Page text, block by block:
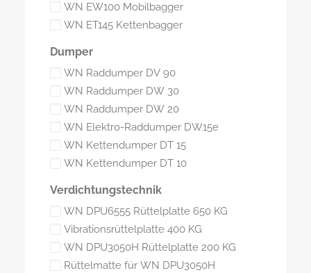
WN EW100 Mobilbagger
WN ET145 Kettenbagger
Dumper
WN Raddumper DV 90
WN Raddumper DW 30
WN Raddumper DW 20
WN Elektro-Raddumper DW15e
WN Kettendumper DT 15
WN Kettendumper DT 10
Verdichtungstechnik
WN DPU6555 Rüttelplatte 650 KG
Vibrationsrüttelplatte 400 KG
WN DPU3050H Rüttelplatte 200 KG
Rüttelmatte für WN DPU3050H